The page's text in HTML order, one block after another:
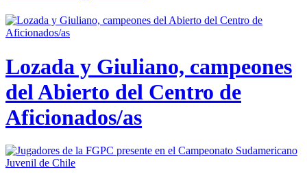
Lozada y Giuliano, campeones
del Abierto del Centro de
Aficionados/as